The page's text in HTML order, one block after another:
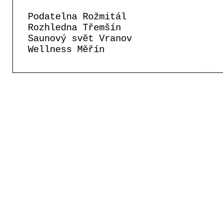
Podatelna Rožmitál
Rozhledna Třemšín
Saunový svět Vranov
Wellness Měřín